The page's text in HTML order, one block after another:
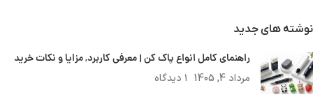
نوشته های جدید
راهنمای کامل انواع پاک کن | معرفی کاربرد, مزایا و نکات خرید
مرداد 4, 1405 ۱ دیدگاه